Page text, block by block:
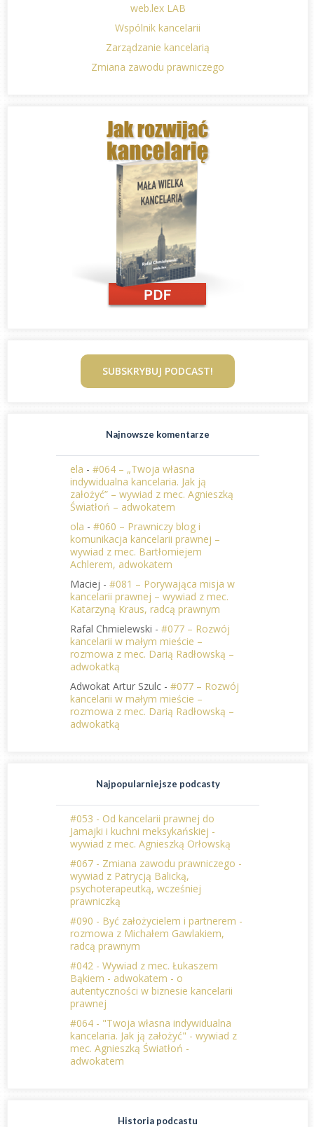
web.lex LAB
Wspólnik kancelarii
Zarządzanie kancelarią
Zmiana zawodu prawniczego
SUBSKRYBUJ PODCAST!
Najnowsze komentarze
ela - #064 – „Twoja własna
indywidualna kancelaria. Jak ją
założyć” – wywiad z mec. Agnieszką
Światłoń – adwokatem
ola - #060 – Prawniczy blog i
komunikacja kancelarii prawnej –
wywiad z mec. Bartłomiejem
Achlerem, adwokatem
Maciej - #081 – Porywająca misja w
kancelarii prawnej – wywiad z mec.
Katarzyną Kraus, radcą prawnym
Rafal Chmielewski - #077 – Rozwój
kancelarii w małym mieście –
rozmowa z mec. Darią Radłowską –
adwokatką
Adwokat Artur Szulc - #077 – Rozwój
kancelarii w małym mieście –
rozmowa z mec. Darią Radłowską –
adwokatką
Najpopularniejsze podcasty
#053 - Od kancelarii prawnej do
Jamajki i kuchni meksykańskiej -
wywiad z mec. Agnieszką Orłowską
#067 - Zmiana zawodu prawniczego -
wywiad z Patrycją Balicką,
psychoterapeutką, wcześniej
prawniczką
#090 - Być założycielem i partnerem -
rozmowa z Michałem Gawlakiem,
radcą prawnym
#042 - Wywiad z mec. Łukaszem
Bąkiem - adwokatem - o
autentyczności w biznesie kancelarii
prawnej
#064 - "Twoja własna indywidualna
kancelaria. Jak ją założyć" - wywiad z
mec. Agnieszką Światłoń -
adwokatem
Historia podcastu